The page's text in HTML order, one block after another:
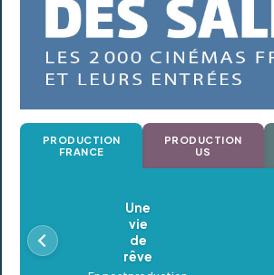
PRODUCTION
FRANCE
PRODUCTION
US
Oldeupe
En postproduction